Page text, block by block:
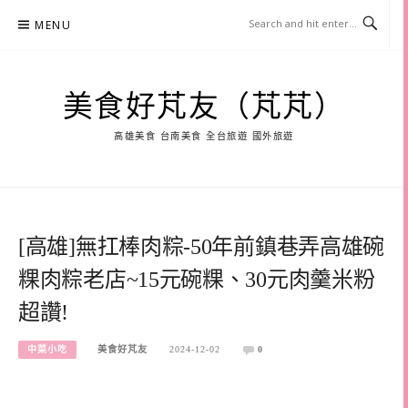
MENU
美食好芃友（芃芃）
高雄美食 台南美食 全台旅遊 國外旅遊
[高雄]無扛棒肉粽-50年前鎮巷弄高雄碗
粿肉粽老店~15元碗粿、30元肉羹米粉
超讚!
中菜小吃 美食好芃友 2024-12-02 0